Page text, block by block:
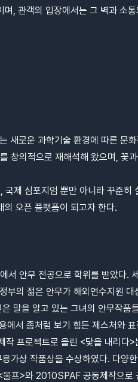
, 관객의 입장에서는 그 벽과 소
로운 과학기술 환경에 따른 문
창의적으로 재해석해 왔으며,
제 심포지엄 뿐만 아니라 꾸준
오픈 플랫폼이 되고자 한다.
서 안무 전공으로 학위를 받았
의 젊은 안무가 해외연수지원
말을 알고 있는 그녀의 안무작
에서 좀처럼 보기 힘든 제스처와
프로젝트로 올린 <닻을 내리
상 작품상을 수상하였다. 다양
프>와 2010SPAF 공동제작으